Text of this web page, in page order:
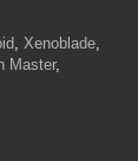
, Xenoblade,
Master,